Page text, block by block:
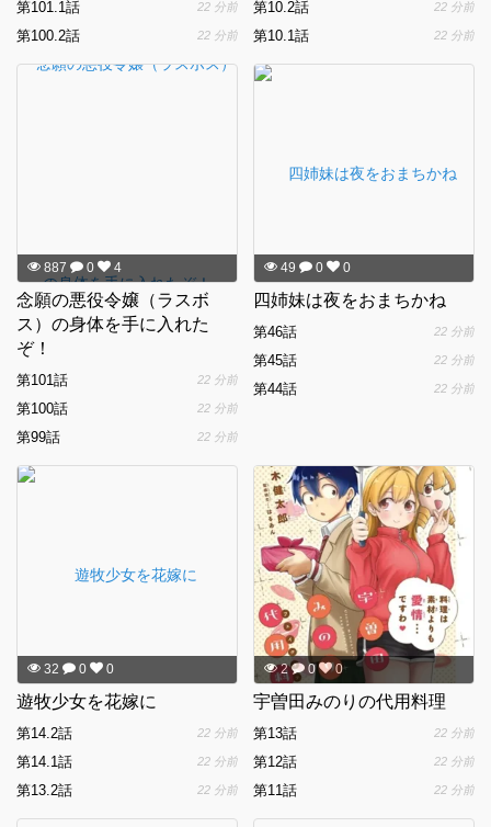
第101.1話 22 分前
第100.2話 22 分前
第10.2話 22 分前
第10.1話 22 分前
887 0 4
念願の悪役令嬢（ラスボ
ス）の身体を手に入れた
ぞ！
第101話 22 分前
第100話 22 分前
第99話 22 分前
49 0 0
四姉妹は夜をおまちかね
第46話 22 分前
第45話 22 分前
第44話 22 分前
32 0 0
遊牧少女を花嫁に
第14.2話 22 分前
第14.1話 22 分前
第13.2話 22 分前
2 0 0
宇曽田みのりの代用料理
第13話 22 分前
第12話 22 分前
第11話 22 分前